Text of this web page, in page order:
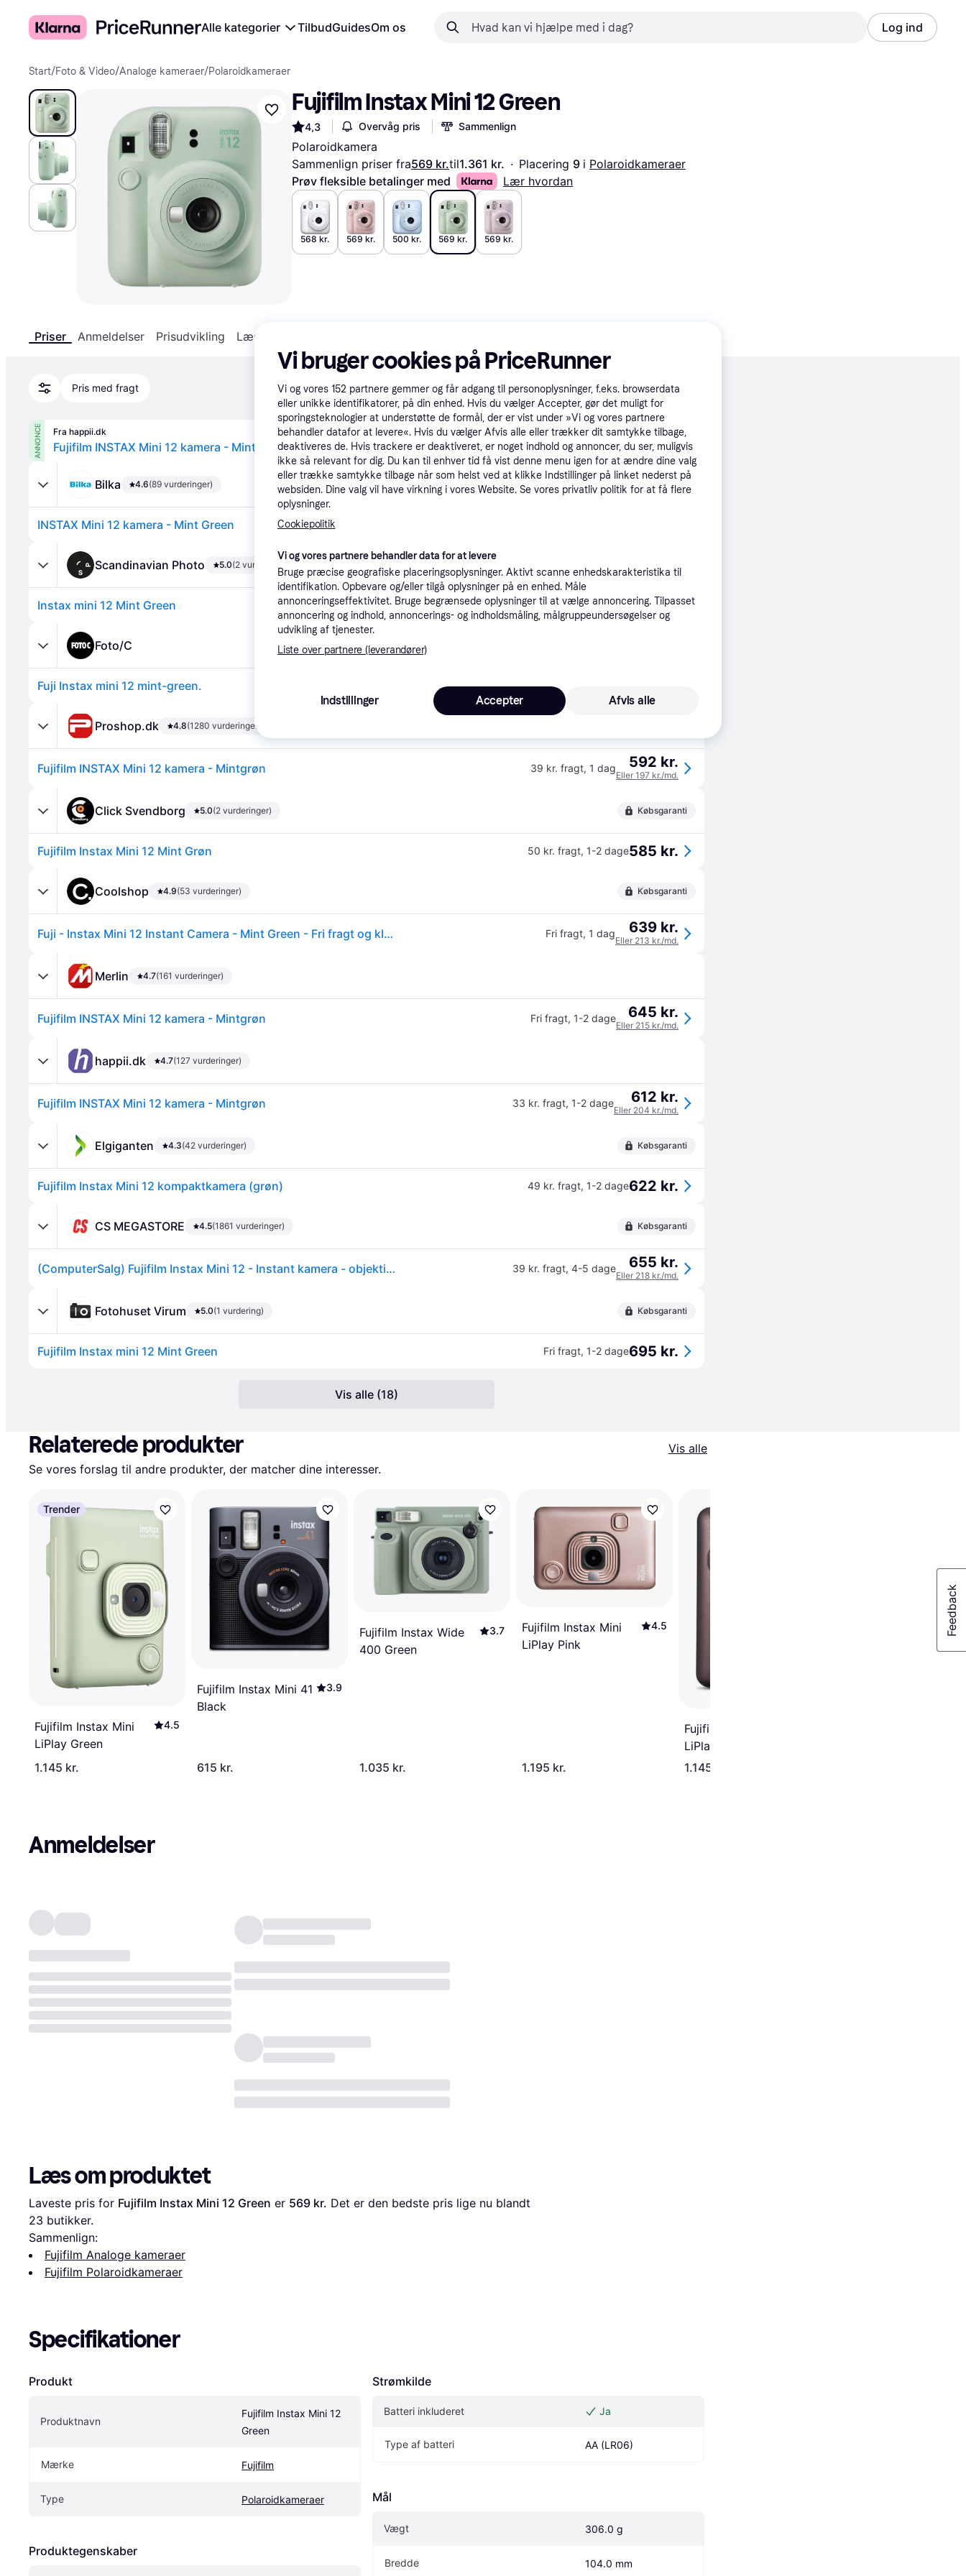
Alle kategorier TilbudGuidesOm os Log ind
Start/Foto & Video/Analoge kameraer/Polaroidkameraer
Fujifilm Instax Mini 12 Green
4,3 Overvåg pris Sammenlign
Polaroidkamera
Sammenlign priser fra569 kr.til1.361 kr. · Placering 9 i Polaroidkameraer
Prøv fleksible betalinger med
Lær hvordan
568 kr. 569 kr. 500 kr. 569 kr. 569 kr.
Priser Anmeldelser Prisudvikling Læs om produktet
Pris med fragt Promoveret
ANNONCE Fra happii.dk
Fujifilm INSTAX Mini 12 kamera - Mintgrøn 33 kr. fragt 612 kr.
Eller 204 kr./md.
Bilka 4.6(89 vurderinger) Købsgaranti
INSTAX Mini 12 kamera - Mint Green
Scandinavian Photo 5.0(2 vurderinger)
Instax mini 12 Mint Green Fri fragt599 kr.
Foto/C
Fuji Instax mini 12 mint-green. 39 kr. fragt
Proshop.dk 4.8(1280 vurderinger)
Fujifilm INSTAX Mini 12 kamera - Mintgrøn 39 kr. fragt, 1 dag 592 kr.
Eller 197 kr./md.
Click Svendborg 5.0(2 vurderinger) Købsgaranti
Fujifilm Instax Mini 12 Mint Grøn 50 kr. fragt, 1-2 dage585 kr.
Coolshop 4.9(53 vurderinger) Købsgaranti
Fuji - Instax Mini 12 Instant Camera - Mint Green - Fri fragt og klar til levering Fri fragt, 1 dag 639 kr.
Eller 213 kr./md.
Merlin 4.7(161 vurderinger)
Fujifilm INSTAX Mini 12 kamera - Mintgrøn Fri fragt, 1-2 dage 645 kr.
Eller 215 kr./md.
happii.dk 4.7(127 vurderinger)
Fujifilm INSTAX Mini 12 kamera - Mintgrøn 33 kr. fragt, 1-2 dage 612 kr.
Eller 204 kr./md.
Elgiganten 4.3(42 vurderinger) Købsgaranti
Fujifilm Instax Mini 12 kompaktkamera (grøn) 49 kr. fragt, 1-2 dage622 kr.
CS MEGASTORE 4.5(1861 vurderinger) Købsgaranti
(ComputerSalg) Fujifilm Instax Mini 12 - Instant kamera - objektiv: 60 mm - instax mini myrtegrøn 39 kr. fragt, 4-5 dage 655 kr.
Eller 218 kr./md.
Fotohuset Virum 5.0(1 vurdering) Købsgaranti
Fujifilm Instax mini 12 Mint Green Fri fragt, 1-2 dage695 kr.
Vis alle (18)
Relaterede produkter
Vis alle
Se vores forslag til andre produkter, der matcher dine interesser.
Trender
Fujifilm Instax Mini
LiPlay Green
4.5
1.145 kr.
Fujifilm Instax Mini 41
Black
3.9
615 kr.
Fujifilm Instax Wide
400 Green
3.7
1.035 kr.
Fujifilm Instax Mini
LiPlay Pink
4.5
1.195 kr.
Fujifilm Instax Mini
LiPlay Bronze
1.145 kr.
Anmeldelser
Læs om produktet
Laveste pris for Fujifilm Instax Mini 12 Green er 569 kr.
23 butikker.
Sammenlign:
Fujifilm Analoge kameraer
Fujifilm Polaroidkameraer
Specifikationer
Produkt
Produktnavn
Fujifilm Instax Mini 12
Green
Mærke Fujifilm
Type Polaroidkameraer
Produktegenskaber
Strømkilde
Batteri inkluderet Ja
Type af batteri AA (LR06)
Mål
Vægt 306.0 g
Bredde 104.0 mm
Vi bruger cookies på PriceRunner
Vi og vores 152 partnere gemmer og får adgang til personoplysninger, f.eks. browserdata
eller unikke identifikatorer, på din enhed. Hvis du vælger Accepter, gør det muligt for
sporingsteknologier at understøtte de formål, der er vist under »Vi og vores partnere
behandler datafor at levere«. Hvis du vælger Afvis alle eller trækker dit samtykke tilbage,
deaktiveres de. Hvis trackere er deaktiveret, er noget indhold og annoncer, du ser, muligvis
ikke så relevant for dig. Du kan til enhver tid få vist denne menu igen for at ændre dine valg
eller trække samtykke tilbage når som helst ved at klikke Indstillinger på linket nederst på
websiden. Dine valg vil have virkning i vores Website. Se vores privatliv politik for at få flere
oplysninger.
Cookiepolitik
Vi og vores partnere behandler data for at levere
Bruge præcise geografiske placeringsoplysninger. Aktivt scanne enhedskarakteristika til
identifikation. Opbevare og/eller tilgå oplysninger på en enhed. Måle
annonceringseffektivitet. Bruge begrænsede oplysninger til at vælge annoncering. Tilpasset
annoncering og indhold, annoncerings- og indholdsmåling, målgruppeundersøgelser og
udvikling af tjenester.
Liste over partnere (leverandører)
Indstillinger Afvis alle
Accepter